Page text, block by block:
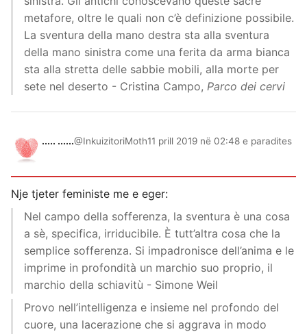
metafore, oltre le quali non c’è definizione possibile.
La sventura della mano destra sta alla sventura
della mano sinistra come una ferita da arma bianca
sta alla stretta delle sabbie mobili, alla morte per
sete nel deserto - Cristina Campo, Parco dei cervi
..... ......@InkuizitoriMoth11 prill 2019 në 02:48 e paradites
Nje tjeter feministe me e eger:
Nel campo della sofferenza, la sventura è una cosa
a sè, specifica, irriducibile. È tutt’altra cosa che la
semplice sofferenza. Si impadronisce dell’anima e le
imprime in profondità un marchio suo proprio, il
marchio della schiavitù - Simone Weil
Provo nell’intelligenza e insieme nel profondo del
cuore, una lacerazione che si aggrava in modo